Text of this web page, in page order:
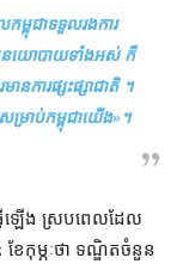
ម្ពុជា​ទទួលរង​ការ
នយោបាយ​ទាំងអស់ ក៏
នការ​ផ្សះផ្សា​ជាតិ ។
សម្រាប់​កម្ពុជា​យើង»។
ើឡើង ស្រប​ពេល​ដែល​
ខែកុម្ភៈ​ថា ទណ្ឌិត​ចំនួន​